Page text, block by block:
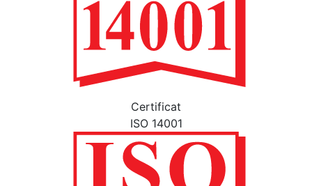
Certificat
ISO 14001